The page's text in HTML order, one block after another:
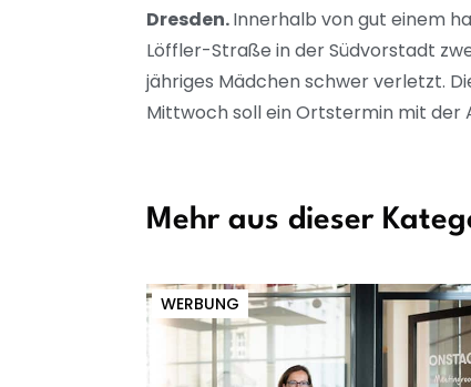
Dresden.Innerhalb von gut einem
Löffler-Straße in der Südvorstadt
jähriges Mädchen schwer verletzt.
Mittwoch soll ein Ortstermin mit der
Mehr aus dieser
WERBUNG